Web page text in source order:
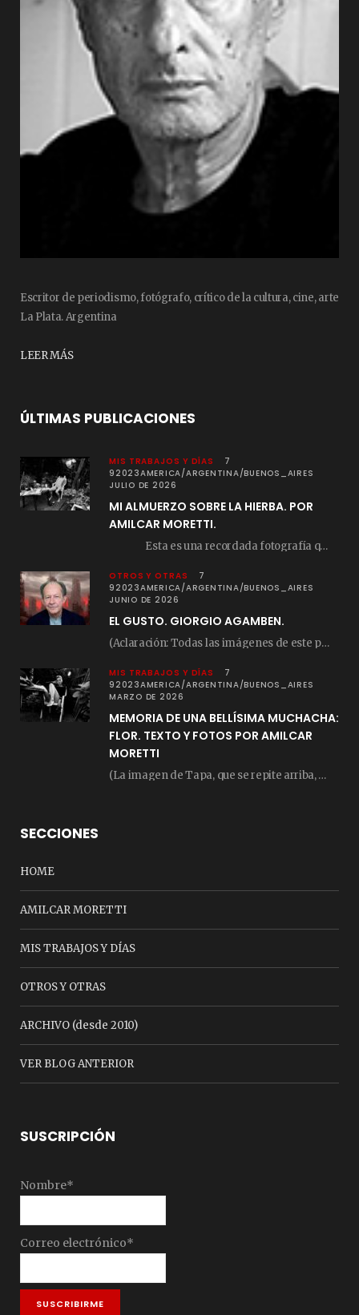
Escritor de periodismo, fotógrafo, crítico de la cultura, cine, arte
La Plata. Argentina
LEER MÁS
ÚLTIMAS PUBLICACIONES
MIS TRABAJOS Y DÍAS
7
92023AMERICA/ARGENTINA/BUENOS_AIRES
JULIO DE 2026
MI ALMUERZO SOBRE LA HIERBA. POR
AMILCAR MORETTI.
Esta es una recordada fotografía que registré…
OTROS Y OTRAS
7
92023AMERICA/ARGENTINA/BUENOS_AIRES
JUNIO DE 2026
EL GUSTO. GIORGIO AGAMBEN.
(Aclaración: Todas las imágenes de este posteo fueron tomadas de Bloghemia.com, y todos los…
MIS TRABAJOS Y DÍAS
7
92023AMERICA/ARGENTINA/BUENOS_AIRES
MARZO DE 2026
MEMORIA DE UNA BELLÍSIMA MUCHACHA:
FLOR. TEXTO Y FOTOS POR AMILCAR
MORETTI
(La imagen de Tapa, que se repite arriba, fue compuesta por Amilcar Moretti el viernes…
SECCIONES
HOME
AMILCAR MORETTI
MIS TRABAJOS Y DÍAS
OTROS Y OTRAS
ARCHIVO (desde 2010)
VER BLOG ANTERIOR
SUSCRIPCIÓN
Nombre*
Correo electrónico*